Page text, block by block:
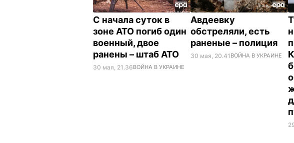
С начала суток в
зоне АТО погиб один
военный, двое
ранены – штаб АТО
30 мая, 21.36ВОЙНА В УКРАИНЕ
Авдеевку
обстреляли, есть
раненые – полиция
30 мая, 20.41 ВОЙНА В УКРАИНЕ